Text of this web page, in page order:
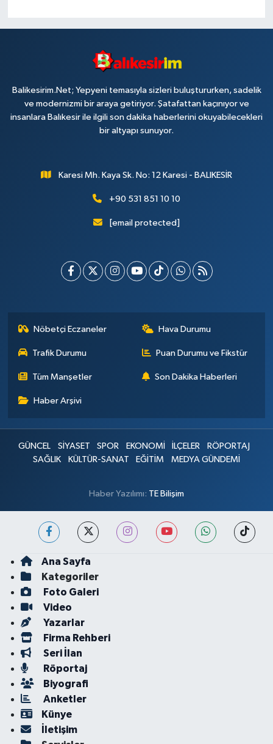
Balikesirim.Net; Yepyeni temasıyla sizleri buluştururken, sadelik
ve modernizmi bir araya getiriyor. Şatafattan kaçınıyor ve
insanlara Balıkesir ile ilgili son dakika haberlerini okuyabilecekleri
bir altyapı sunuyor.
Karesi Mh. Kaya Sk. No: 12 Karesi - BALIKESİR
+90 531 851 10 10
[email protected]
Nöbetçi Eczaneler Hava Durumu
Trafik Durumu Puan Durumu ve Fikstür
Tüm Manşetler Son Dakika Haberleri
Haber Arşivi
GÜNCEL SİYASET SPOR EKONOMİ İLÇELER
RÖPORTAJ
SAĞLIK
KÜLTÜR-SANAT EĞİTİM MEDYA GÜNDEMİ
Haber Yazılımı: TE Bilişim
Ana Sayfa
Kategoriler
Foto Galeri
Video
Yazarlar
Firma Rehberi
Seri İlan
Röportaj
Biyografi
Anketler
Künye
İletişim